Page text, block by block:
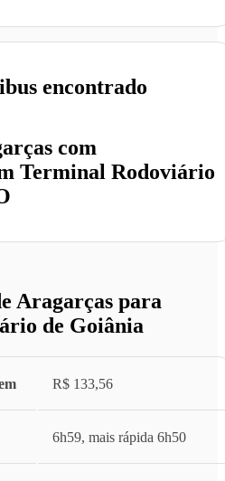
com
Terminal Rodoviário
encontrado
Aragarças para
de Goiânia
R$ 133,56
6h59, mais rápida 6h50